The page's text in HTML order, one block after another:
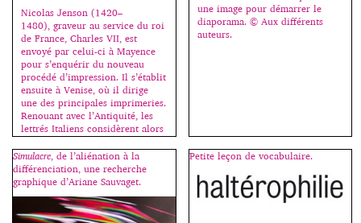
Nicolas Jenson (1420–
1480), graveur au service du roi
de France, Charles VII, est
envoyé par celui-ci à Mayence
pour s’enquérir du nouveau
procédé d’impression. Il s’établit
ensuite à Venise, où il dirige
une des principales imprimeries.
Renouant avec l’Antiquité, les
lettrés Italiens considèrent alors
les lettres lapidaires romaines
comme le dessin idéal des
capitales; la minuscule
carolingienne, influencée par les
[…]
une image pour démarrer le
diaporama. © Aux différents
auteurs.
Simulacre, de l’aliénation à la
différenciation, une recherche
graphique d’Ariane Sauvaget.
Petite leçon de vocabulaire.